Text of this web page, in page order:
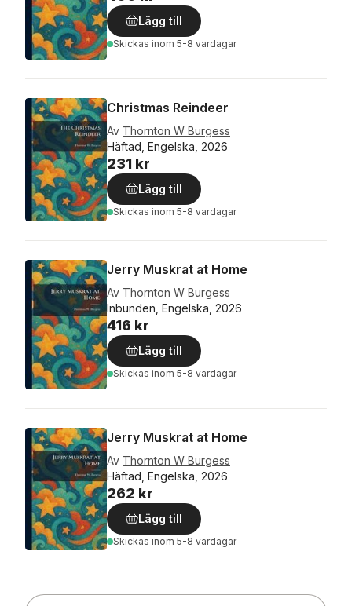
Lägg till
Skickas inom 5-8 vardagar
Christmas Reindeer
Av Thornton W Burgess
Häftad, Engelska, 2026
231 kr
Lägg till
Skickas inom 5-8 vardagar
Jerry Muskrat at Home
Av Thornton W Burgess
Inbunden, Engelska, 2026
416 kr
Lägg till
Skickas inom 5-8 vardagar
Jerry Muskrat at Home
Av Thornton W Burgess
Häftad, Engelska, 2026
262 kr
Lägg till
Skickas inom 5-8 vardagar